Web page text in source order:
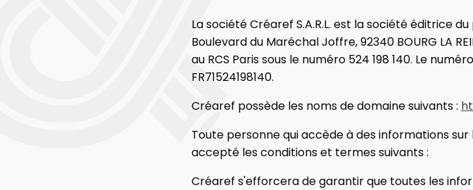
La société Créaref S.A.R.L. est la société éditrice
Boulevard du Maréchal Joffre, 92340 BOURG LA
au RCS Paris sous le numéro 524 198 140. Le
FR71524198140.
Créaref possède les noms de domaine suivants :
Toute personne qui accède à des informations
accepté les conditions et termes suivants :
Créaref s'efforcera de garantir que toutes les